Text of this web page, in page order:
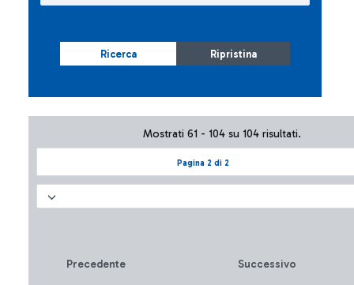
Ricerca Ripristina
Pagina 2 di 2
Mostrati 61 - 104 su 104 risultati.
Precedente Successivo